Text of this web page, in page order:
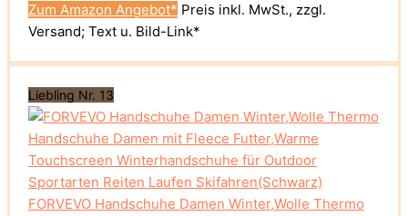
Zum Amazon Angebot* Preis inkl. MwSt., zzgl.
Versand; Text u. Bild-Link*
Liebling Nr. 13
FORVEVO Handschuhe Damen Winter,Wolle Thermo